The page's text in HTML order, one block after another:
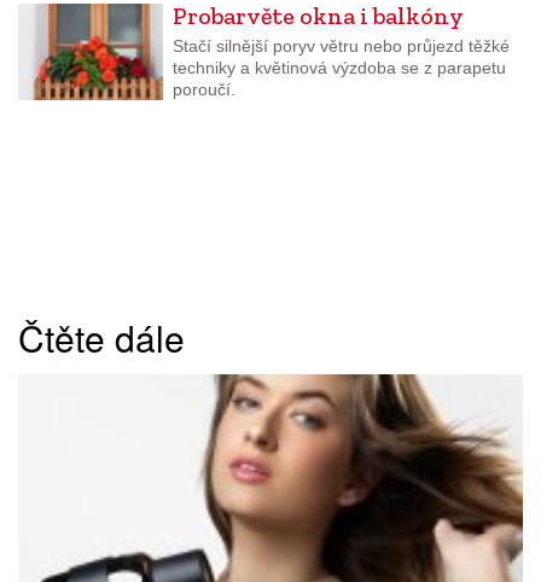
Probarvěte okna i balkóny
Stačí silnější poryv větru nebo průjezd těžké
techniky a květinová výzdoba se z parapetu
poroučí.
Čtěte dále